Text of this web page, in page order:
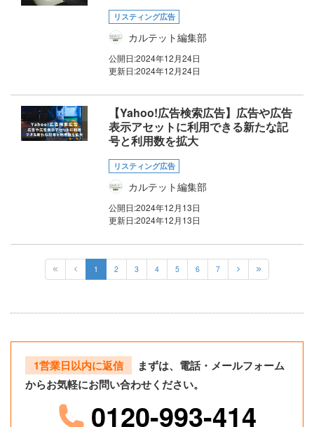
リスティング広告
カルテット編集部
公開日:2024年12月24日
更新日:2024年12月24日
【Yahoo!広告検索広告】広告や広告
表示アセットに利用できる新たな記
号と利用数を拡大
リスティング広告
カルテット編集部
公開日:2024年12月13日
更新日:2024年12月13日
1 2 3 4 5 6 7
1営業日以内に返信
まずは、電話・メールフォーム
からお気軽にお問い合わせください。
0120-993-414